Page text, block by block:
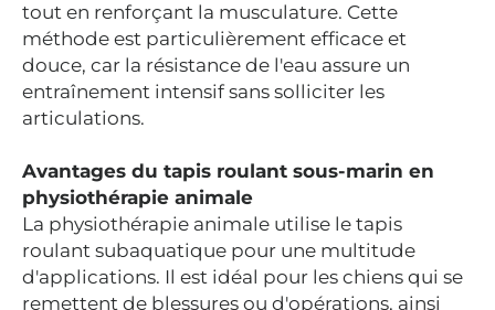
tout en renforçant la musculature. Cette
méthode est particulièrement efficace et
douce, car la résistance de l'eau assure un
entraînement intensif sans solliciter les
articulations.
Avantages du tapis roulant sous-marin en
physiothérapie animale
La physiothérapie animale utilise le tapis
roulant subaquatique pour une multitude
d'applications. Il est idéal pour les chiens qui se
remettent de blessures ou d'opérations, ainsi